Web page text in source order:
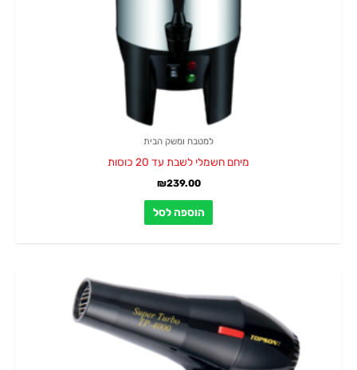
למטבח ומשק הבית
מיחם חשמלי לשבת עד 20 כוסות
₪239.00
הוספה לסל